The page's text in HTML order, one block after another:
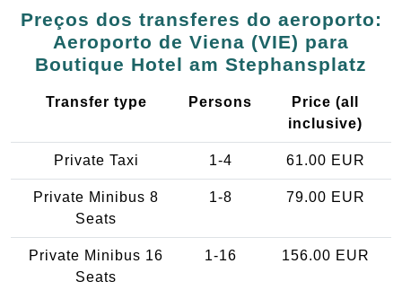
Preços dos transferes do aeroporto:
Aeroporto de Viena (VIE) para
Boutique Hotel am Stephansplatz
Transfer type Persons
Price (all
inclusive)
Private Taxi 1-4 61.00 EUR
Private Minibus 8
Seats
1-8 79.00 EUR
Private Minibus 16
Seats
1-16 156.00 EUR